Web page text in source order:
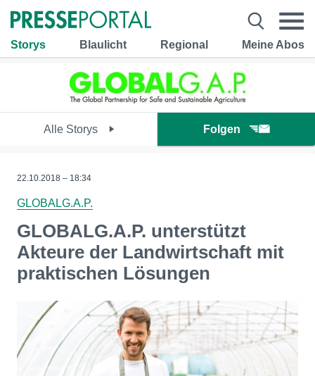
Storys Blaulicht Regional Meine Abos
Alle Storys Folgen
22.10.2018 – 18:34
GLOBALG.A.P.
GLOBALG.A.P. unterstützt
Akteure der Landwirtschaft mit
praktischen Lösungen